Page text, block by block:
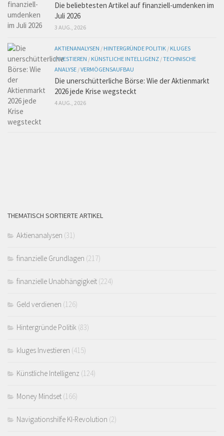
Die beliebtesten Artikel auf finanziell-umdenken im
Juli 2026
3 AUG., 2026
AKTIENANALYSEN / HINTERGRÜNDE POLITIK / KLUGES
INVESTIEREN / KÜNSTLICHE INTELLIGENZ /TECHNISCHE
ANALYSE /VERMÖGENSAUFBAU
Die unerschütterliche Börse: Wie der Aktienmarkt
2026 jede Krise wegsteckt
4 AUG., 2026
THEMATISCH SORTIERTE ARTIKEL
Aktienanalysen (31)
finanzielle Grundlagen (217)
finanzielle Unabhängigkeit (224)
Geld verdienen (126)
Hintergründe Politik (83)
kluges Investieren (415)
Künstliche Intelligenz (124)
Money Mindset (166)
Navigationshilfe KI-Revolution (2)